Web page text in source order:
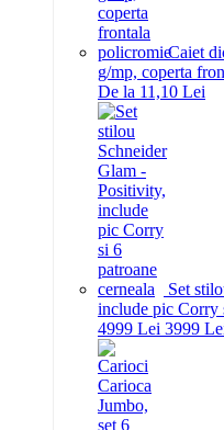
Caiet
g/mp, coperta
De la 11,10 Lei
Set
include pic Corry
4999 Lei 3999